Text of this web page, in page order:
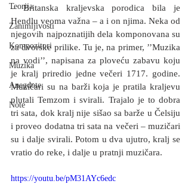
Teorija
Zanimljivosti
Kompozitori
Muzika
Anegdote
Note
– Britanska kraljevska porodica bila je
Hendlu veoma važna – a i on njima. Neka od
njegovih najpoznatijih dela komponovana su
za dvorske prilike. Tu je, na primer, ’’Muzika
na vodi’’, napisana za ploveću zabavu koju
je kralj priredio jedne večeri 1717. godine.
Muzičari su na barži koja je pratila kraljevu
plutali Temzom i svirali. Trajalo je to dobra
tri sata, dok kralj nije sišao sa barže u Čelsiju
i proveo dodatna tri sata na večeri – muzičari
su i dalje svirali. Potom u dva ujutro, kralj se
vratio do reke, i dalje u pratnji muzičara.
https://youtu.be/pM31AYc6edc